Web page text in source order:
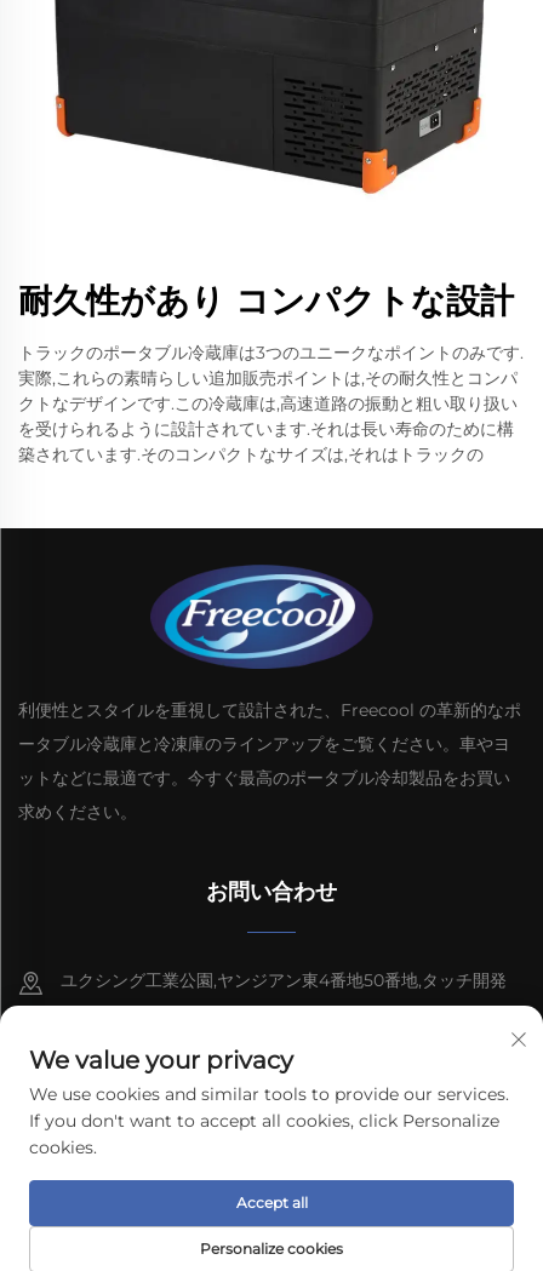
耐久性があり コンパクトな設計
トラックのポータブル冷蔵庫は3つのユニークなポイントのみです.
実際,これらの素晴らしい追加販売ポイントは,その耐久性とコンパ
クトなデザインです.この冷蔵庫は,高速道路の振動と粗い取り扱い
を受けられるように設計されています.それは長い寿命のために構
築されています.そのコンパクトなサイズは,それはトラックの
利便性とスタイルを重視して設計された、Freecool の革新的なポ
ータブル冷蔵庫と冷凍庫のラインアップをご覧ください。車やヨ
ットなどに最適です。今すぐ最高のポータブル冷却製品をお買い
求めください。
お問い合わせ
ユクシング工業公園,ヤンジアン東4番地50番地,タッチ開発
8613603092966
[email protected]
Copyright © 2026 Guangdong Freecool Electrical
Technology Co., Ltd. 全著作権所有
We value your privacy
We use cookies and similar tools to provide our services.
If you don't want to accept all cookies, click Personalize
cookies.
Personalize cookies
Accept all